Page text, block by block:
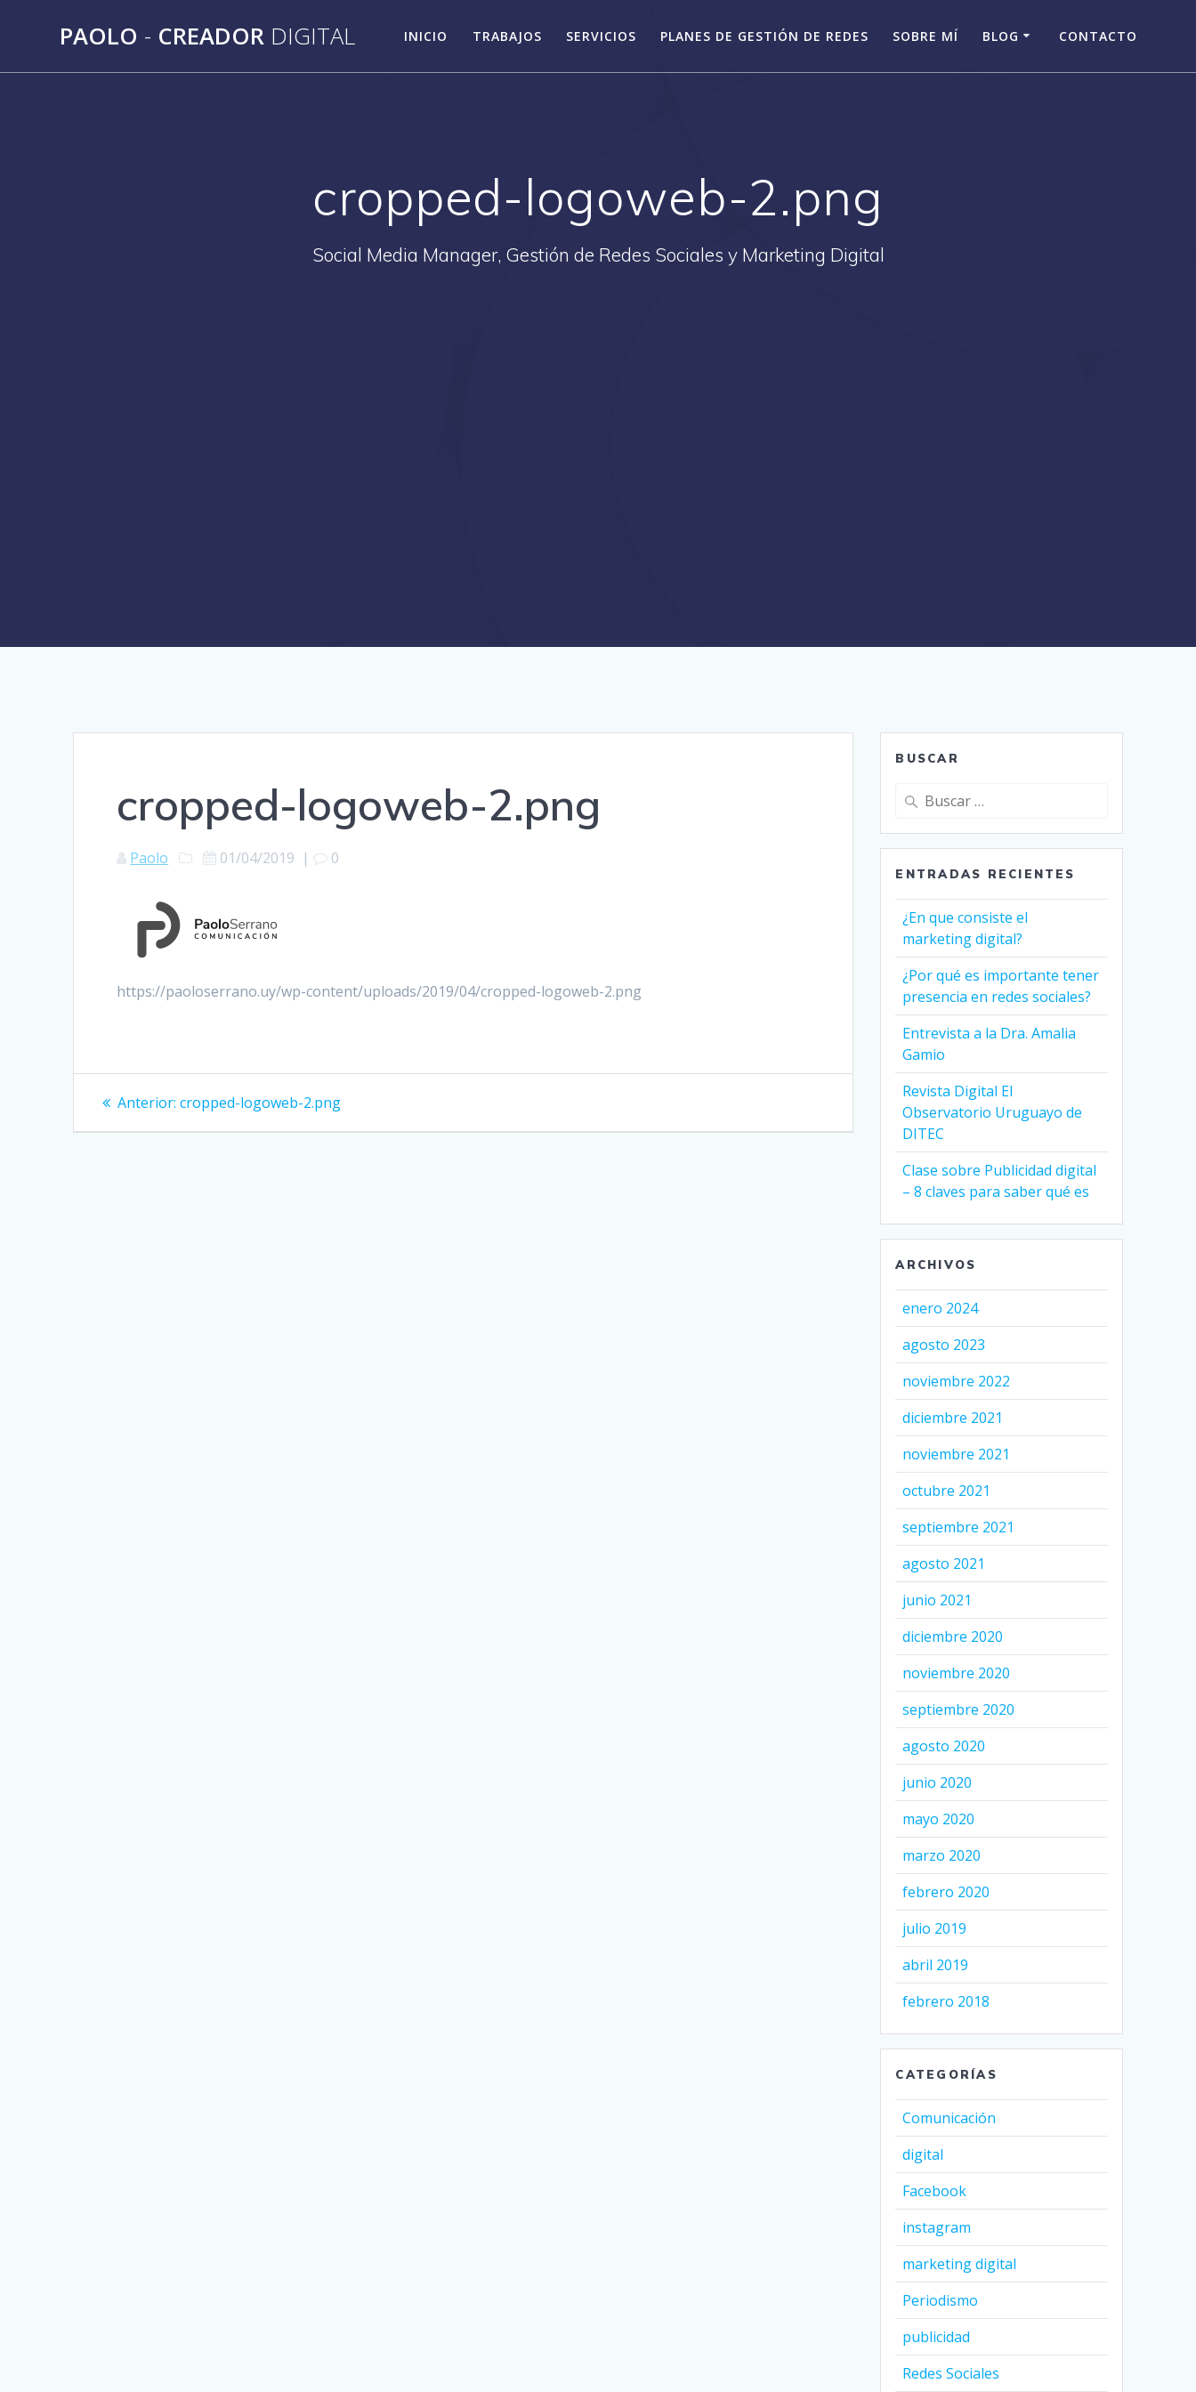
PAOLO - CREADOR DIGITAL INICIO TRABAJOS SERVICIOS PLANES DE GESTIÓN DE REDES SOBRE MÍ BLOG CONTACTO
cropped-logoweb-2.png
Social Media Manager, Gestión de Redes Sociales y Marketing Digital
cropped-logoweb-2.png
Paolo 01/04/2019 | 0
https://paoloserrano.uy/wp-content/uploads/2019/04/cropped-logoweb-2.png
Navegación
de
Anterior: Entrada
cropped-logoweb-2.png
BUSCAR
Buscar:
ENTRADAS RECIENTES
¿En que consiste el
marketing digital?
¿Por qué es importante tener
presencia en redes sociales?
Entrevista a la Dra. Amalia
Gamio
Revista Digital El
Observatorio Uruguayo de
DITEC
Clase sobre Publicidad digital
– 8 claves para saber qué es
ARCHIVOS
enero 2024
agosto 2023
noviembre 2022
diciembre 2021
noviembre 2021
octubre 2021
septiembre 2021
agosto 2021
junio 2021
diciembre 2020
noviembre 2020
septiembre 2020
agosto 2020
junio 2020
mayo 2020
marzo 2020
febrero 2020
julio 2019
abril 2019
febrero 2018
CATEGORÍAS
Comunicación
digital
Facebook
instagram
marketing digital
Periodismo
publicidad
Redes Sociales